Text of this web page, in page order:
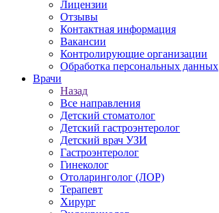
Лицензии
Отзывы
Контактная информация
Вакансии
Контролирующие организации
Обработка персональных данных
Врачи
Назад
Все направления
Детский стоматолог
Детский гастроэнтеролог
Детский врач УЗИ
Гастроэнтеролог
Гинеколог
Отоларинголог (ЛОР)
Терапевт
Хирург